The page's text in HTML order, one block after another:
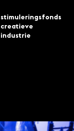
stimuleringsfonds
creatieve
industrie